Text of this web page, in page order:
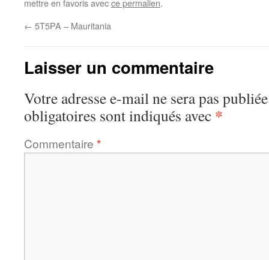
mettre en favoris avecce permalien.
← 5T5PA – Mauritania
Laisser un commentaire
Votre adresse e-mail ne sera pas
obligatoires sont indiqués avec *
Commentaire *